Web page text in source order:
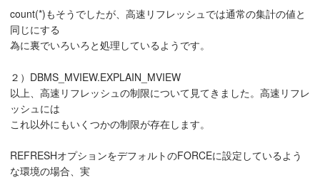
count(*)もそうでしたが、高速リフレッシュでは通常の集計の値と
同じにする
為に裏でいろいろと処理しているようです。
２）DBMS_MVIEW.EXPLAIN_MVIEW
以上、高速リフレッシュの制限について見てきました。高速リフレ
ッシュには
これ以外にもいくつかの制限が存在します。
REFRESHオプションをデフォルトのFORCEに設定しているよう
な環境の場合、実